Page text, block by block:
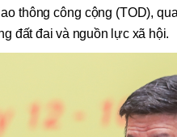
thông công cộng (TOD),
đất đai và nguồn lực xã hội.